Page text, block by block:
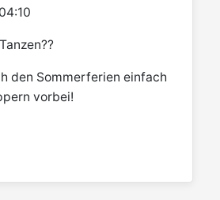
den Sommerferien einfach
vorbei!